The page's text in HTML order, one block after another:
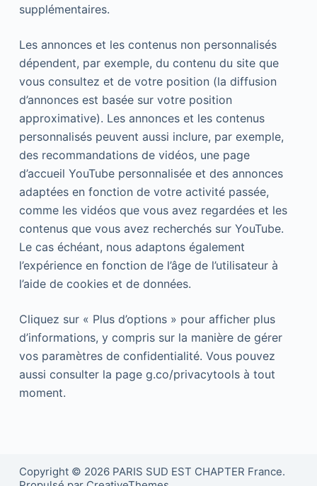
supplémentaires.
Les annonces et les contenus non personnalisés
dépendent, par exemple, du contenu du site que
vous consultez et de votre position (la diffusion
d’annonces est basée sur votre position
approximative). Les annonces et les contenus
personnalisés peuvent aussi inclure, par exemple,
des recommandations de vidéos, une page
d’accueil YouTube personnalisée et des annonces
adaptées en fonction de votre activité passée,
comme les vidéos que vous avez regardées et les
contenus que vous avez recherchés sur YouTube.
Le cas échéant, nous adaptons également
l’expérience en fonction de l’âge de l’utilisateur à
l’aide de cookies et de données.
Cliquez sur « Plus d’options » pour afficher plus
d’informations, y compris sur la manière de gérer
vos paramètres de confidentialité. Vous pouvez
aussi consulter la page g.co/privacytools à tout
moment.
Copyright © 2026 PARIS SUD EST CHAPTER France.